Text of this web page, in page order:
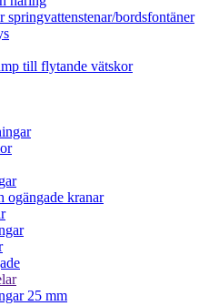
springvattenstenar/bordsfontäner
till flytande vätskor
ogängade kranar
25 mm